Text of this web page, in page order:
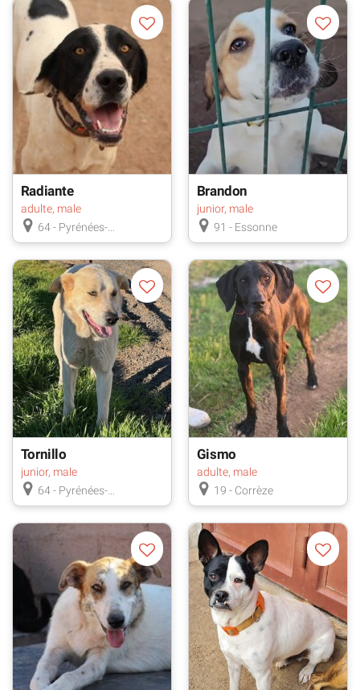
votre département ? Avez-vous consulté les animaux
à "adopter dans toute la France" ?
Consultez
l'annuaire des associations, pour contacter
les associations les plus proches de chez vous !
Radiante
adulte, male
64 - Pyrénées-
Atlantiques
Brandon
junior, male
91 - Essonne
Tornillo
junior, male
64 - Pyrénées-
Atlantiques
Gismo
adulte, male
19 - Corrèze